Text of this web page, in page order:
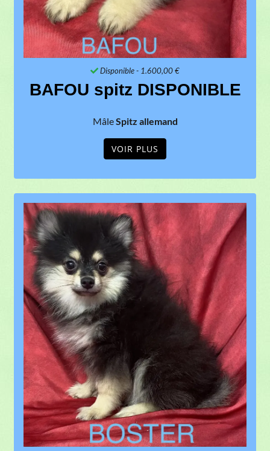
Disponible- 1.600,00 €
BAFOU spitz DISPONIBLE
MâleSpitz allemand
VOIR PLUS